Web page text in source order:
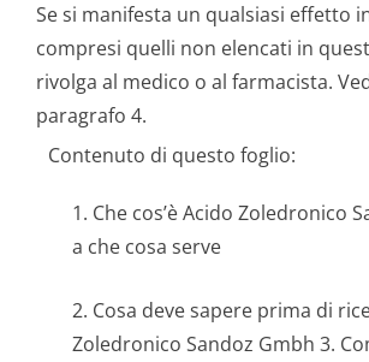
Se si manifesta un qualsiasi effetto
compresi quelli non elencati in
rivolga al medico o al farmacista.
paragrafo 4.
Contenuto di questo foglio:
1. Che cos’è Acido Zoledronico
a che cosa serve
2. Cosa deve sapere prima di
Zoledronico Sandoz Gmbh 3.